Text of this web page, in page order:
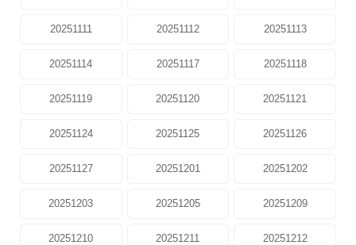
20251111 20251112 20251113
20251114 20251117 20251118
20251119 20251120 20251121
20251124 20251125 20251126
20251127 20251201 20251202
20251203 20251205 20251209
20251210 20251211 20251212